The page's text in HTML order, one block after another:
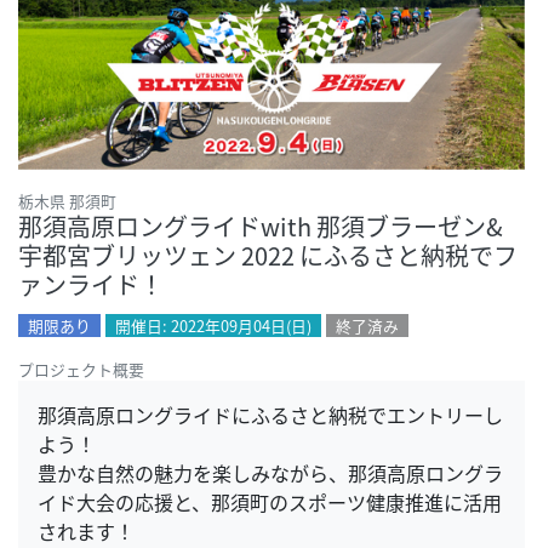
栃木県 那須町
那須高原ロングライドwith 那須ブラーゼン&
宇都宮ブリッツェン 2022 にふるさと納税でフ
ァンライド！
期限あり 開催日: 2022年09月04日(日)
終了済み
プロジェクト概要
那須高原ロングライドにふるさと納税でエントリーし
よう！
豊かな自然の魅力を楽しみながら、那須高原ロングラ
イド大会の応援と、那須町のスポーツ健康推進に活用
されます！